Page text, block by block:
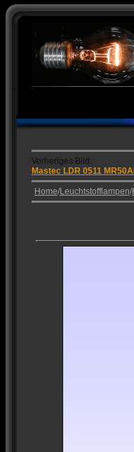
Vorheriges Bild:
Mastec LDR 0511
Home/Leuchtstofflampen/